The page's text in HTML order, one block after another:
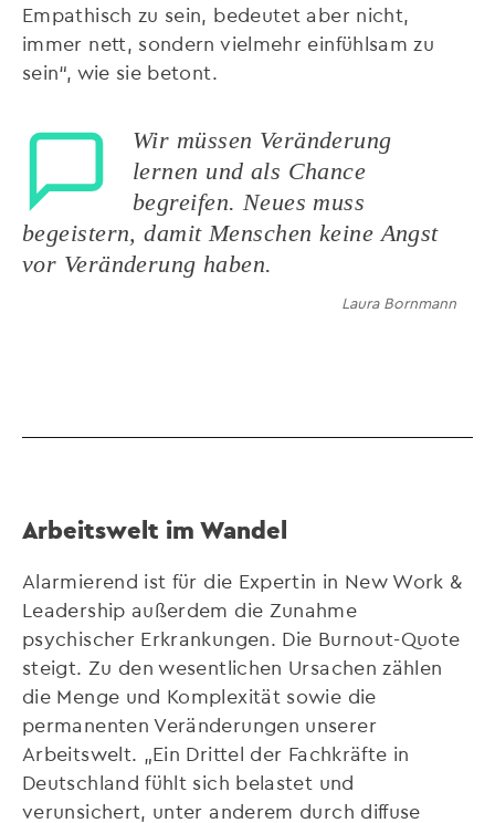
Empathisch zu sein, bedeutet aber nicht,
immer nett, sondern vielmehr einfühlsam zu
sein“, wie sie betont.
Wir müssen Veränderung
lernen und als Chance
begreifen. Neues muss
begeistern, damit Menschen keine Angst
vor Veränderung haben.
Laura Bornmann
Arbeitswelt im Wandel
Alarmierend ist für die Expertin in New Work &
Leadership außerdem die Zunahme
psychischer Erkrankungen. Die Burnout-Quote
steigt. Zu den wesentlichen Ursachen zählen
die Menge und Komplexität sowie die
permanenten Veränderungen unserer
Arbeitswelt. „Ein Drittel der Fachkräfte in
Deutschland fühlt sich belastet und
verunsichert, unter anderem durch diffuse